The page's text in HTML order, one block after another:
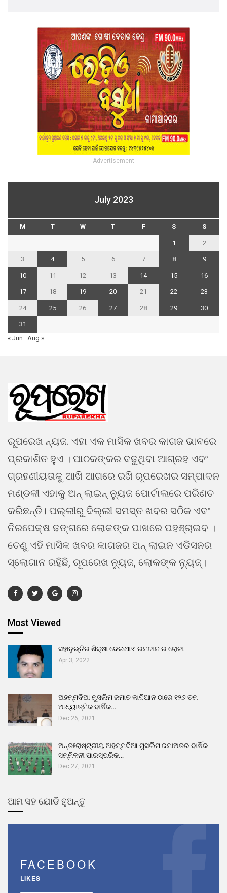
- Advertisement -
July 2023
M T W T F S S
1 2
3 4 5 6 7 8 9
10 11 12 13 14 15 16
17 18 19 20 21 22 23
24 25 26 27 28 29 30
31
« Jun
Aug »
ରୂପରେଖ ନ୍ୟଜ. ଏହା ଏକ ମାସିକ ଖବର କାଗଜ ଭାବରେ
ପ୍ରକାଶିତ ହୁଏ । ପାଠକଙ୍କର ବଢୁଥିବା ଆଗ୍ରହ ଏବଂ
ଗ୍ରହଣୀୟତାକୁ ଆଖି ଆଗରେ ରଖି ରୂପରେଖର ସମ୍ପାଦନ
ମଣ୍ଡଳୀ ଏହାକୁ ଅନ୍ ଲାଇନ୍ ନ୍ୟୁଜ ପୋର୍ଟାଲରେ ପରିଣତ
କରିଛନ୍ତି। ପଲ୍ଲୀରୁ ଦିଲ୍ଲୀ ସମସ୍ତ ଖବର ସଠିକ ଏବଂ
ନିରପେକ୍ଷ ଢଙ୍ଗରେ ଲୋକଙ୍କ ପାଖରେ ପହଞ୍ଚାଇବ ।
ତେଣୁ ଏହି ମାସିକ ଖବର କାଗଜର ଅନ୍ ଲାଇନ ଏଡିସନର
ସ୍ଲୋଗାନ ରହିଛି, ରୂପରେଖ ନ୍ୟୁଜ, ଲୋକଙ୍କ ନ୍ୟୁଜ୍।
Most Viewed
ସହାନୁଭୂତିର ଶିକ୍ଷା ଦେଇଥାଏ ରମଜାନ ର ରୋଜା
Apr 3, 2022
ଅହମ୍ମଦିଆ ମୁସଲିମ ଜମାତ କାଦିଆନ ଠାରେ ୧୨୬ ତମ
ଆଧ୍ୟାତ୍ମିକ ବାର୍ଷିକ…
Dec 26, 2021
ଅନ୍ତଃରାଷ୍ଟ୍ରୀୟ ଅହମ୍ମଦିଆ ମୁସଲିମ ଜମାଅତର ବାର୍ଷିକ
ସମ୍ମିଳନୀ ପାରସ୍ପରିକ…
Dec 27, 2021
ଆମ ସହ ଯୋଡି ହୁଅନ୍ତୁ
FACEBOOK
LIKES